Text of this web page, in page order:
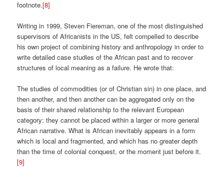
footnote.[8]
Writing in 1999, Steven Fiereman, one of the most distinguished
supervisors of Africanists in the US, felt compelled to describe
his own project of combining history and anthropology in order to
write detailed case studies of the African past and to recover
structures of local meaning as a failure. He wrote that:
The studies of commodities (or of Christian sin) in one place, and
then another, and then another can be aggregated only on the
basis of their shared relationship to the relevant European
category: they cannot be placed within a larger or more general
African narrative. What is African inevitably appears in a form
which is local and fragmented, and which has no greater depth
than the time of colonial conquest, or the moment just before it.
[9]